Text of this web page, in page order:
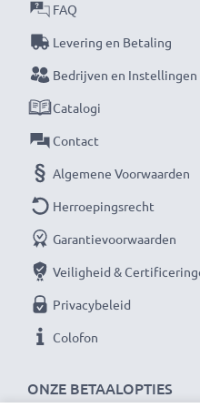
★ 3 Jaar Garantie ★
waarom het draait bij
Daarom bieden wij 36
ONZE BETAALOPTIES
FAQ
Levering en Betaling
Bedrijven en Instellingen
Catalogi
Contact
Algemene Voorwaarden
Herroepingsrecht
Garantievoorwaarden
Veiligheid &
Privacybeleid
Colofon